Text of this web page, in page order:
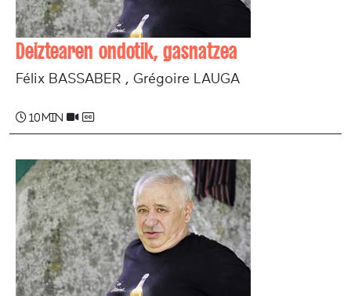
Deiztearen ondotik, gasnatzea
Félix BASSABER , Grégoire LAUGA
10 min